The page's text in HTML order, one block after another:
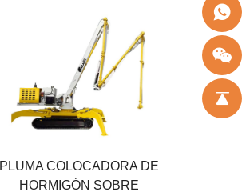
PLUMA COLOCADORA DE
HORMIGÓN SOBRE
Posición del radio
Presión del sistema
32 MPA
67 KW